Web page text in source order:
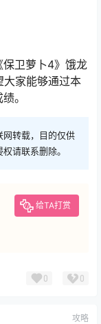
卫萝卜4》饿龙
大家能够通过本
。
网转载，目的仅供
请联系删除。
给TA打赏
0 0
攻略